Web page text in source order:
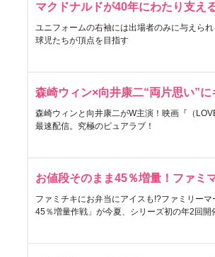
マクドナルドが40年にわたり支え
ユニフォームの右袖には出場者のみに与えら
球児たちが頂点を目指す
森崎ウィン×向井康二“両片思い”
森崎ウィンと向井康二がW主演！映画『（
最速配信。究極のピュアラブ！
お値段そのまま45％増量！ファミ
ファミチキにお弁当にアイスも!?ファミリー
45％増量作戦」が今夏、シリーズ初の年2回開